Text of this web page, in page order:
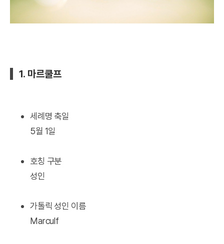
1. 마르쿨프
세례명 축일
5월 1일
호칭 구분
성인
가톨릭 성인 이름
Marculf